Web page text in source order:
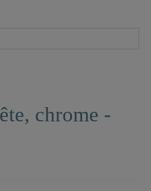
chrome -